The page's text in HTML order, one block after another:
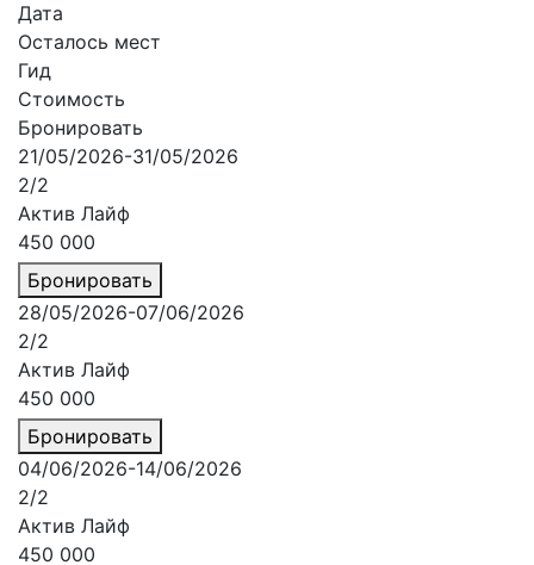
Дата
Осталось мест
Гид
Стоимость
Бронировать
21/05/2026-31/05/2026
2/2
Актив Лайф
450 000
Бронировать
28/05/2026-07/06/2026
2/2
Актив Лайф
450 000
Бронировать
04/06/2026-14/06/2026
2/2
Актив Лайф
450 000